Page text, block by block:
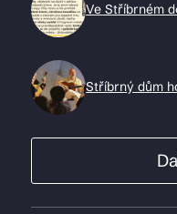
Ve Stříbrném
Stříbrný dům